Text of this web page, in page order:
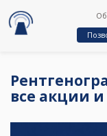
все акции